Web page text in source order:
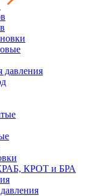
давления
КРОТ и БРА